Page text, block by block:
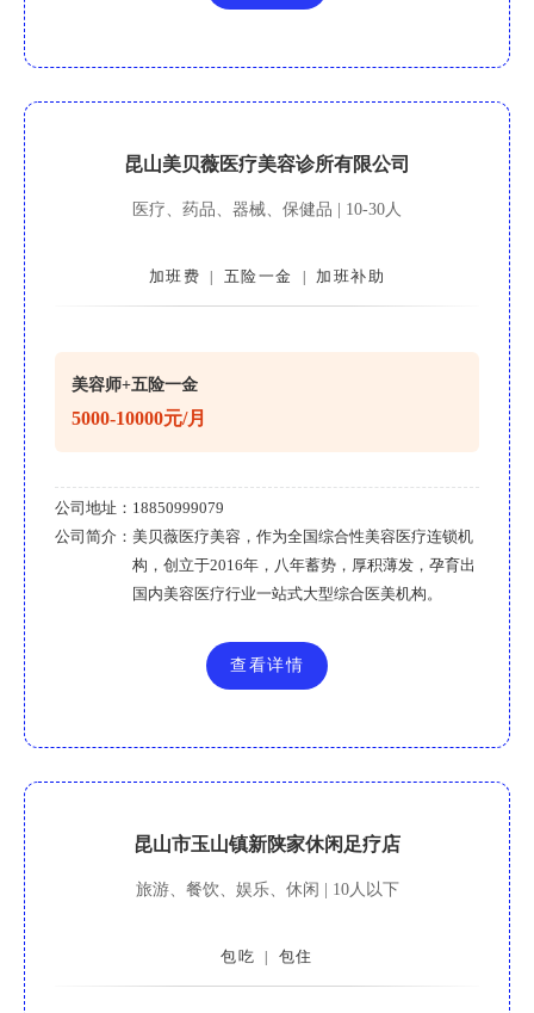
昆山美贝薇医疗美容诊所有限公司
医疗、药品、器械、保健品 | 10-30人
加班费 五险一金 加班补助
美容师+五险一金
5000-10000元/月
公司地址： 18850999079
公司简介： 美贝薇医疗美容，作为全国综合性美容医疗连锁机
构，创立于2016年，八年蓄势，厚积薄发，孕育出
国内美容医疗行业一站式大型综合医美机构。
查看详情
昆山市玉山镇新陕家休闲足疗店
旅游、餐饮、娱乐、休闲 | 10人以下
包吃 包住